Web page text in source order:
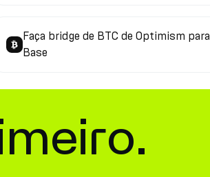
Faça bridge de BTC de Optimism para
Base